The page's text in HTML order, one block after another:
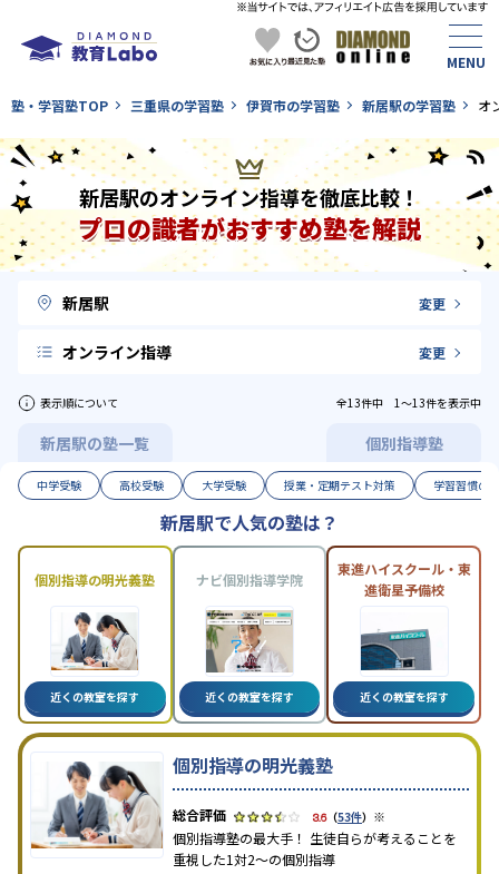
塾・学習塾TOP 三重県の学習塾 伊賀市の学習塾 新居駅の学習塾 オ
新居駅のオンライン指導を徹底比較！
プロの識者がおすすめ塾を解説
新居駅 変更
オンライン指導 変更
表示順について 全13件中 1〜13件を表示中
新居駅の塾一覧 個別指導塾
中学受験 高校受験 大学受験 授業・定期テスト対策 学習習慣の
新居駅で人気の塾は？
個別指導の明光義塾
近くの教室を探す
ナビ個別指導学院
近くの教室を探す
東進ハイスクール・東
進衛星予備校
近くの教室を探す
個別指導の明光義塾
3.6（53件） ※
個別指導塾の最大手！ 生徒自らが考えることを
重視した1対2〜の個別指導